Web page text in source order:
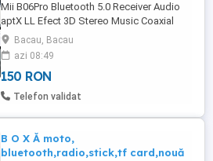
Mii B06Pro Bluetooth 5.0 Receiver Audio
aptX LL Efect 3D Stereo Music Coaxial
OPTICAL 2RCA 3.5mm Aux Jack Wireless
Adapter for Headphone Receiver
bluetooth , se poate folosi la orice
dispozitiv din casa ( tableta, telefon ,
laptop ) sau in masina , are alimentare usb
Bacau, Bacau
azi 08:49
150 RON
Telefon validat
B O X Ă moto,
bluetooth,radio,stick,tf card,nouă